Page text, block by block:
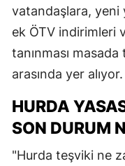
vatandaşlara, yeni
ek ÖTV indirimleri
tanınması
arasında yer alıyor.
HURDA
SON DURUM
"Hurda teşviki ne